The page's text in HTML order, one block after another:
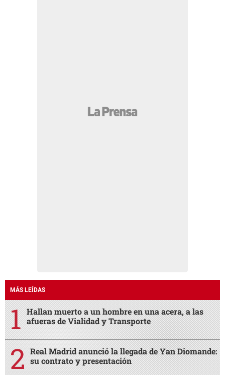
MÁS LEÍDAS
Hallan muerto a un hombre en una acera, a las
afueras de Vialidad y Transporte
Real Madrid anunció la llegada de Yan Diomande:
su contrato y presentación